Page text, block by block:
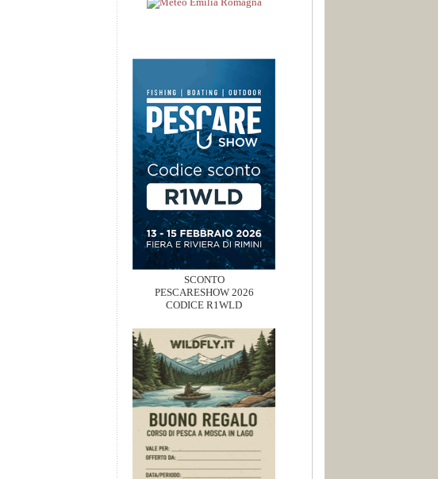
SCONTO
PESCARESHOW 2026
CODICE R1WLD